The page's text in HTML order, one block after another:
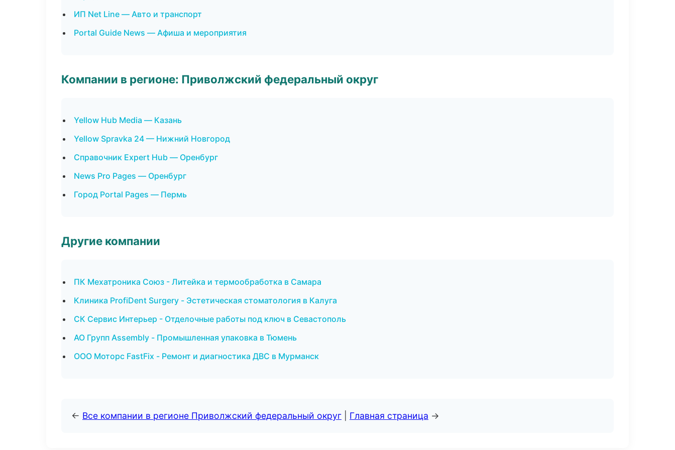
ИП Net Line — Авто и транспорт
Portal Guide News — Афиша и мероприятия
Компании в регионе: Приволжский федеральный округ
Yellow Hub Media — Казань
Yellow Spravka 24 — Нижний Новгород
Справочник Expert Hub — Оренбург
News Pro Pages — Оренбург
Город Portal Pages — Пермь
Другие компании
ПК Мехатроника Союз - Литейка и термообработка в Самара
Клиника ProfiDent Surgery - Эстетическая стоматология в Калуга
СК Сервис Интерьер - Отделочные работы под ключ в Севастополь
АО Групп Assembly - Промышленная упаковка в Тюмень
ООО Моторс FastFix - Ремонт и диагностика ДВС в Мурманск
← Все компании в регионе Приволжский федеральный округ Главная страница →